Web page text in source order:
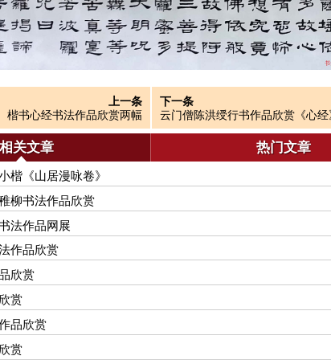
上一条
楷书心经书法作品欣赏两幅
下一条
云门僧陈洪绶行书作品欣赏《心经
相关文章 热门文章
楷《山居漫咏卷》
柳书法作品欣赏
法作品网展
作品欣赏
欣赏
赏
品欣赏
赏